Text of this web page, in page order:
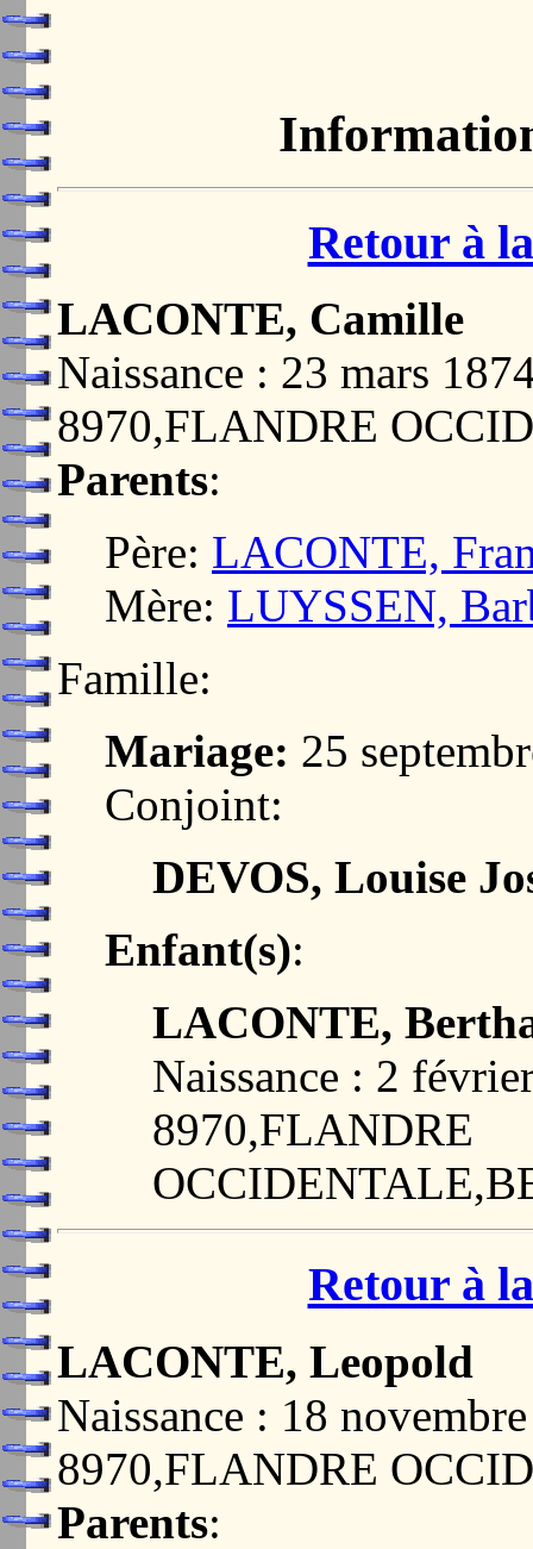
Retour à
LACONTE, Camille
Naissance : 23 mars
8970,FLANDRE
Parents:
Père: LACONTE,
Mère: LUYSSEN,
Famille:
Mariage: 25
Conjoint:
DEVOS, Louise
Enfant(s):
LACONTE,
Naissance : 2
8970,FLANDRE
Retour à
LACONTE, Leopold
Naissance : 18
8970,FLANDRE
Parents: